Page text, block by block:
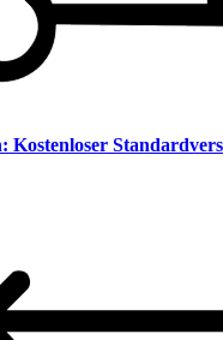
Kostenloser